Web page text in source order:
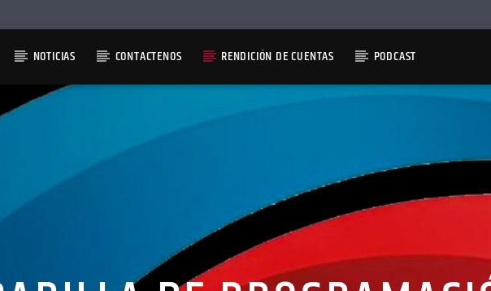
NOTICIAS CONTACTENOS RENDICIÓN DE CUENTAS PODCAST